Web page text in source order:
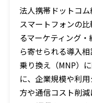
法人携帯ドットコ
スマートフォンの
るマーケティング
ら寄せられる導入
乗り換え（MNP）
に、企業規模や利
方や通信コスト削